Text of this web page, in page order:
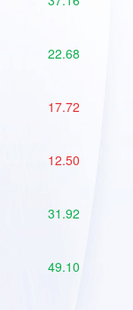
22.68
17.72
12.50
31.92
49.10